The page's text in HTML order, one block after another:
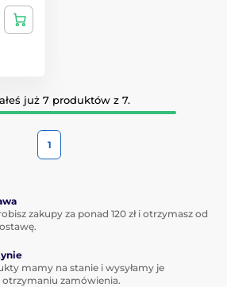
już 7 produktów z 7.
1
zakupy za ponad 120 zł i otrzymasz od
mamy na stanie i wysyłamy je
zamówienia.